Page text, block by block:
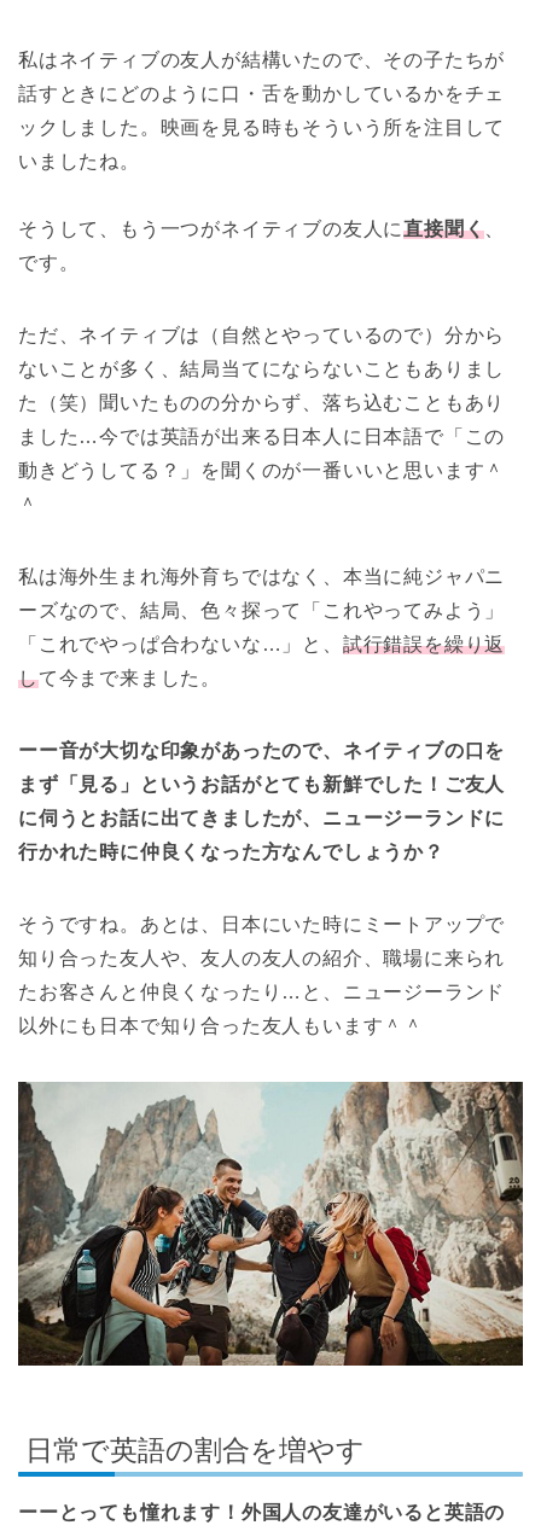
私はネイティブの友人が結構いたので、その子たちが
話すときにどのように口・舌を動かしているかをチェ
ックしました。映画を見る時もそういう所を注目して
いましたね。
そうして、もう一つがネイティブの友人に直接聞く
です。
ただ、ネイティブは（自然とやっているので）分から
ないことが多く、結局当てにならないこともありまし
た（笑）聞いたものの分からず、落ち込むこともあり
ました…今では英語が出来る日本人に日本語で「この
動きどうしてる？」を聞くのが一番いいと思います＾
＾
私は海外生まれ海外育ちではなく、本当に純ジャパニ
ーズなので、結局、色々探って「これやってみよう」
「これでやっぱ合わないな…」と、 試行錯誤を繰り返
して今まで来ました。
ーー音が大切な印象があったので、ネイティブの口を
まず「見る」というお話がとても新鮮でした！ご友人
に伺うとお話に出てきましたが、ニュージーランドに
行かれた時に仲良くなった方なんでしょうか？
そうですね。あとは、日本にいた時にミートアップで
知り合った友人や、友人の友人の紹介、職場に来られ
たお客さんと仲良くなったり…と、ニュージーランド
以外にも日本で知り合った友人もいます＾＾
日常で英語の割合を増やす
ーーとっても憧れます！外国人の友達がいると英語の